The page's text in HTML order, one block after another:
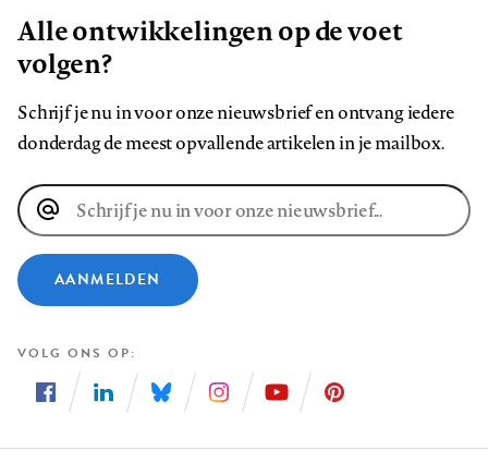
Alle ontwikkelingen op de voet
volgen?
Schrijf je nu in voor onze nieuwsbrief en ontvang iedere
donderdag de meest opvallende artikelen in je mailbox.
E-
mailadres
AANMELDEN
VOLG ONS OP
ons
ons
ons
ons
ons
ons